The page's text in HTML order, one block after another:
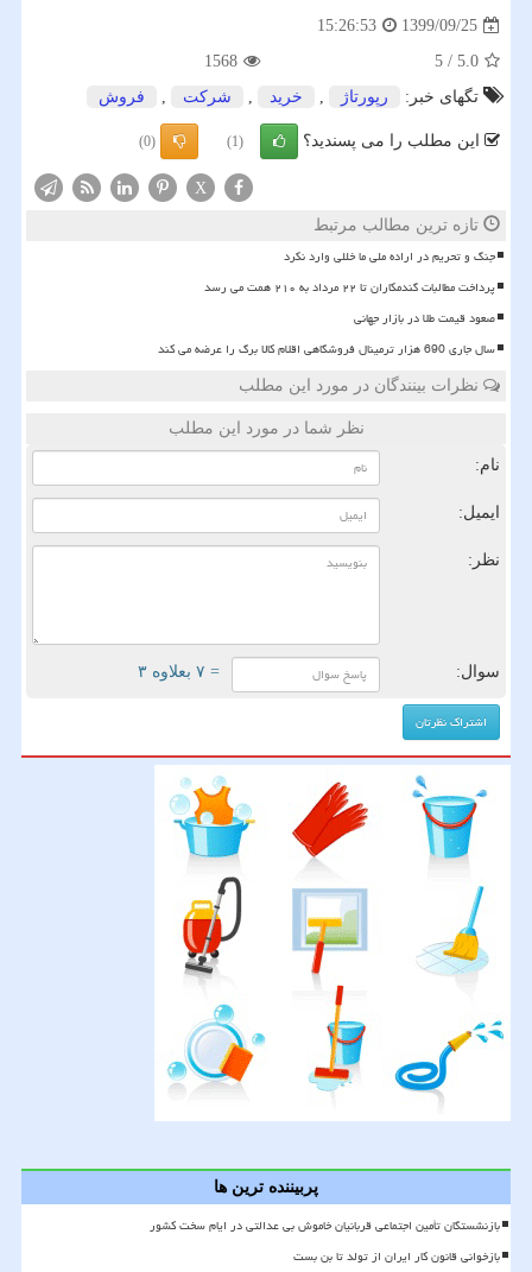
1399/09/25
15:26:53
5.0
/
5
1568
تگهای خبر:
رپورتاژ , خرید , شركت , فروش
این مطلب را می پسندید؟ (1)
(0)
X
تازه ترین مطالب مرتبط
جنگ و تحریم در اراده ملی ما خللی وارد نکرد
پرداخت مطالبات گندمکاران تا ۲۲ مرداد به ۲۱۰ همت می رسد
صعود قیمت طلا در بازار جهانی
سال جاری 690 هزار ترمینال فروشگاهی اقلام کالا برگ را عرضه می کند
نظرات بینندگان در مورد این مطلب
نظر شما در مورد این مطلب
نام:
ایمیل:
نظر:
سوال: = ۷ بعلاوه ۳
پربیننده ترین ها
بازنشستگان تأمین اجتماعی قربانیان خاموش بی عدالتی در ایام سخت کشور
بازخوانی قانون کار ایران از تولد تا بن بست